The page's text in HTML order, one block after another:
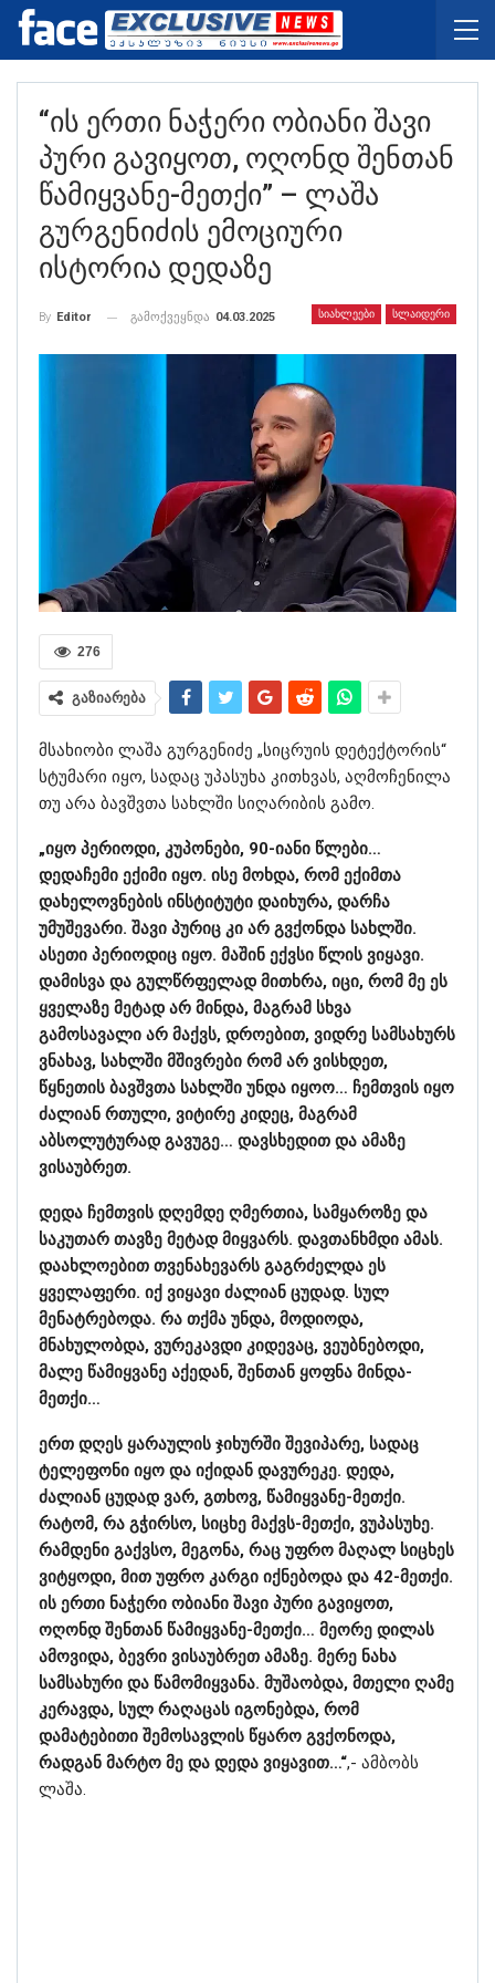
“ის Ერთი Ნაჭერი Ობიანი Შავი
Პური Გავიყოთ, Ოღონდ Შენთან
Წამიყვანე-Მეთქი” – Ლაშა
Გურგენიძის Ემოციური
Ისტორია Დედაზე
ᲡᲘᲐᲮᲚᲔᲔᲑᲘ ᲡᲚᲐᲘᲓᲔᲠᲘ
By Editor გამოქვეყნდა 04.03.2025
276
გაზიარება
მსახიობი ლაშა გურგენიძე „სიცრუის დეტექტორის“
სტუმარი იყო, სადაც უპასუხა კითხვას, აღმოჩენილა
თუ არა ბავშვთა სახლში სიღარიბის გამო.
„იყო პერიოდი, კუპონები, 90-იანი წლები…
დედაჩემი ექიმი იყო. ისე მოხდა, რომ ექიმთა
დახელოვნების ინსტიტუტი დაიხურა, დარჩა
უმუშევარი. შავი პურიც კი არ გვქონდა სახლში.
ასეთი პერიოდიც იყო. მაშინ ექვსი წლის ვიყავი.
დამისვა და გულწრფელად მითხრა, იცი, რომ მე ეს
ყველაზე მეტად არ მინდა, მაგრამ სხვა
გამოსავალი არ მაქვს, დროებით, ვიდრე სამსახურს
ვნახავ, სახლში მშივრები რომ არ ვისხდეთ,
წყნეთის ბავშვთა სახლში უნდა იყოო… ჩემთვის იყო
ძალიან რთული, ვიტირე კიდეც, მაგრამ
აბსოლუტურად გავუგე… დავსხედით და ამაზე
ვისაუბრეთ.
დედა ჩემთვის დღემდე ღმერთია, სამყაროზე და
საკუთარ თავზე მეტად მიყვარს. დავთანხმდი ამას.
დაახლოებით თვენახევარს გაგრძელდა ეს
ყველაფერი. იქ ვიყავი ძალიან ცუდად. სულ
მენატრებოდა. რა თქმა უნდა, მოდიოდა,
მნახულობდა, ვურეკავდი კიდევაც, ვეუბნებოდი,
მალე წამიყვანე აქედან, შენთან ყოფნა მინდა-
მეთქი…
ერთ დღეს ყარაულის ჯიხურში შევიპარე, სადაც
ტელეფონი იყო და იქიდან დავურეკე. დედა,
ძალიან ცუდად ვარ, გთხოვ, წამიყვანე-მეთქი.
რატომ, რა გჭირსო, სიცხე მაქვს-მეთქი, ვუპასუხე.
რამდენი გაქვსო, მეგონა, რაც უფრო მაღალ სიცხეს
ვიტყოდი, მით უფრო კარგი იქნებოდა და 42-მეთქი.
ის ერთი ნაჭერი ობიანი შავი პური გავიყოთ,
ოღონდ შენთან წამიყვანე-მეთქი… მეორე დილას
ამოვიდა, ბევრი ვისაუბრეთ ამაზე. მერე ნახა
სამსახური და წამომიყვანა. მუშაობდა, მთელი ღამე
კერავდა, სულ რაღაცას იგონებდა, რომ
დამატებითი შემოსავლის წყარო გვქონოდა,
რადგან მარტო მე და დედა ვიყავით…“,- ამბობს
ლაშა.